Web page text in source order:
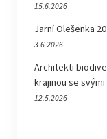
15.6.2026
Jarní Olešenka
3.6.2026
Architekti
krajinou se
12.5.2026